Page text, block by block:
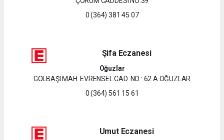
0 (364) 381 45 07
Şifa Eczanesi
Oğuzlar
GÖLBAŞI MAH. EVRENSEL CAD. NO : 62 A OĞUZLAR
0 (364) 561 15 61
Umut Eczanesi